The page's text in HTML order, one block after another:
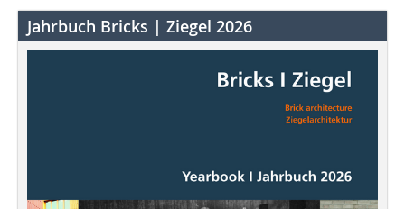
Jahrbuch Bricks | Ziegel 2026